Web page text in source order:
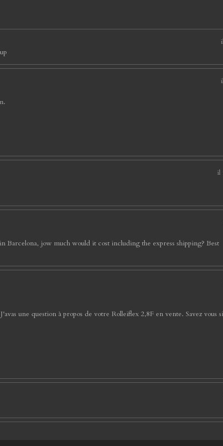
il
Barcelona, jow much would it cost including the express shipping? Best
une question à propos de votre Rolleiflex 2,8F en vente. Savez vous